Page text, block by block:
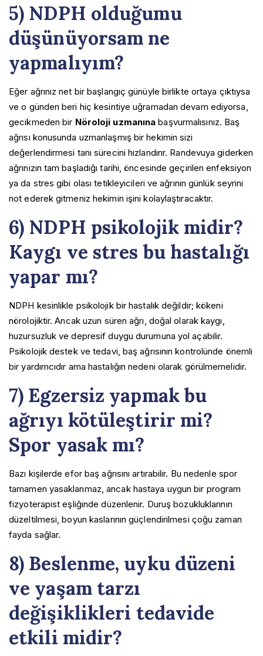
5) NDPH olduğumu
düşünüyorsam ne
yapmalıyım?
Eğer ağrınız net bir başlangıç günüyle birlikte ortaya çıktıysa
ve o günden beri hiç kesintiye uğramadan devam ediyorsa,
gecikmeden bir Nöroloji uzmanına başvurmalısınız. Baş
ağrısı konusunda uzmanlaşmış bir hekimin sizi
değerlendirmesi tanı sürecini hızlandırır. Randevuya giderken
ağrınızın tam başladığı tarihi, öncesinde geçirilen enfeksiyon
ya da stres gibi olası tetikleyicileri ve ağrının günlük seyrini
not ederek gitmeniz hekimin işini kolaylaştıracaktır.
6) NDPH psikolojik midir?
Kaygı ve stres bu hastalığı
yapar mı?
NDPH kesinlikle psikolojik bir hastalık değildir; kökeni
nörolojiktir. Ancak uzun süren ağrı, doğal olarak kaygı,
huzursuzluk ve depresif duygu durumuna yol açabilir.
Psikolojik destek ve tedavi, baş ağrısının kontrolünde önemli
bir yardımcıdır ama hastalığın nedeni olarak görülmemelidir.
7) Egzersiz yapmak bu
ağrıyı kötüleştirir mi?
Spor yasak mı?
Bazı kişilerde efor baş ağrısını artırabilir. Bu nedenle spor
tamamen yasaklanmaz, ancak hastaya uygun bir program
fizyoterapist eşliğinde düzenlenir. Duruş bozukluklarının
düzeltilmesi, boyun kaslarının güçlendirilmesi çoğu zaman
fayda sağlar.
8) Beslenme, uyku düzeni
ve yaşam tarzı
değişiklikleri tedavide
etkili midir?